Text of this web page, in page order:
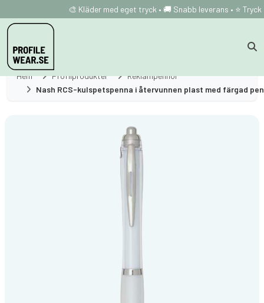
🎨 Kläder med eget tryck • 🚚 Snabb leverans • ⭐
Hem Profilprodukter
Reklampennor
Nash RCS-kulspetspenna i återvunnen plast med färgad